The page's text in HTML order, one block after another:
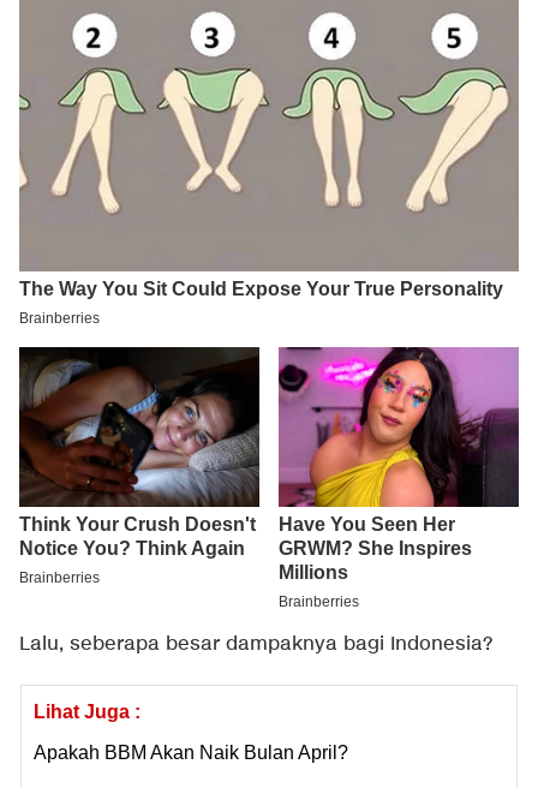
Lalu, seberapa besar dampaknya bagi Indonesia?
Lihat Juga :
Apakah BBM Akan Naik Bulan April?